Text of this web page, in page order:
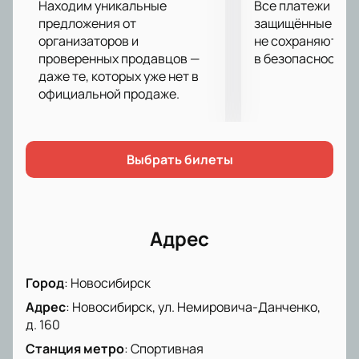
подходящие места по своим предпочтениям. Цена
зависит от выбранного сектора — каждый найдет
оптимальный вариант.
Выбор мест через интерактивную карту
Онлайн-оформление заказа
Точную стоимость и длительность мероприятия
смотрите на сайте. Здесь же вы оплатите заказ
Находим уникальные
предложения от
организаторов и
проверенных продавцов —
даже те, которых уже нет в
официальной продаже.
Все платежи
защищённые
не сохраняются
в безопасности.
Выбрать билеты
Адрес
Город: Новосибирск
Адрес: Новосибирск, ул. Немировича-Данченко,
д. 160
Станция метро:Спортивная